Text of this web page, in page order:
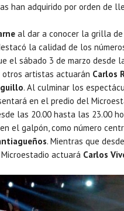
han adquirido por orden de
al dar a conocer la grilla
la calidad de los
el sábado 3 de marzo desde
artistas actuarán Carlos
. Al culminar los
en el predio del
las 20.00 hasta las 23.00
el galpón, como número
. Mientras que
actuará Carlos